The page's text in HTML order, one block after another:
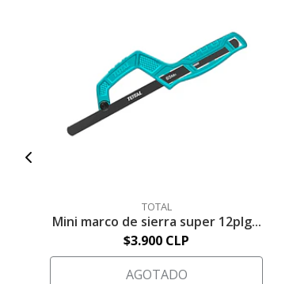
TOTAL
Mini marco de sierra super 12plg...
$3.900 CLP
AGOTADO